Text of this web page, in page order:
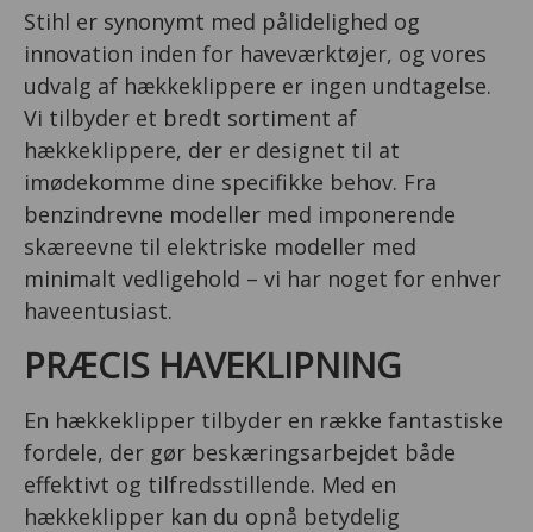
Stihl er synonymt med pålidelighed og
innovation inden for haveværktøjer, og vores
udvalg af hækkeklippere er ingen undtagelse.
Vi tilbyder et bredt sortiment af
hækkeklippere, der er designet til at
imødekomme dine specifikke behov. Fra
benzindrevne modeller med imponerende
skæreevne til elektriske modeller med
minimalt vedligehold – vi har noget for enhver
haveentusiast.
PRÆCIS HAVEKLIPNING
En hækkeklipper tilbyder en række fantastiske
fordele, der gør beskæringsarbejdet både
effektivt og tilfredsstillende. Med en
hækkeklipper kan du opnå betydelig